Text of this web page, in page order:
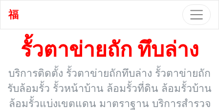
福
รั้วตาข่ายถัก ทึบล่าง
บริการติดตั้ง รั้วตาข่ายถักทึบล่าง รั้วตาข่ายถัก
รับล้อมรั้ว รั้วหน้าบ้าน ล้อมรั้วที่ดิน ล้อมรั้วบ้าน
ล้อมรั้วแบ่งเขตแดน มาตราฐาน บริการสำรวจ